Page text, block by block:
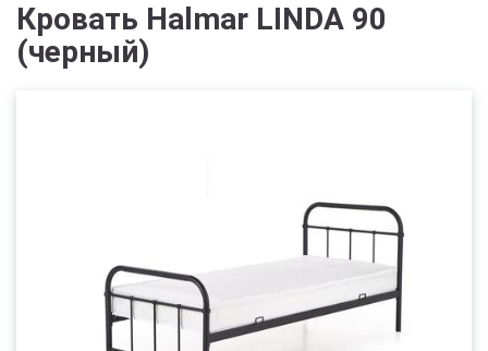
Кровать Halmar LINDA 90
(черный)